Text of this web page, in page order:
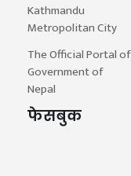
Kathmandu
Metropolitan City
The Official Portal of
Government of
Nepal
फेसबुक